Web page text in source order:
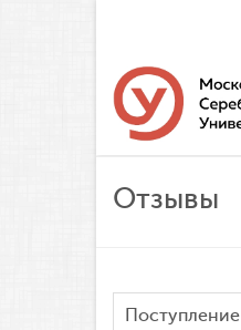
Отзывы
Поступление